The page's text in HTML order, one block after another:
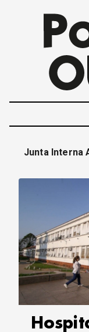
Junta Interna